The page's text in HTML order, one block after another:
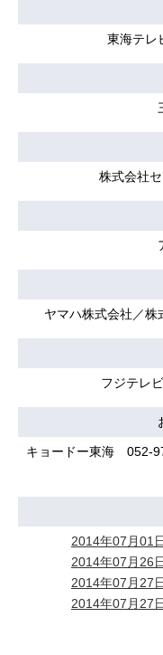
東海テレ
株式会社
ヤマハ株式会社／株
フジテレ
キョードー東海 052-
2014年07月01
2014年07月26
2014年07月27
2014年07月27